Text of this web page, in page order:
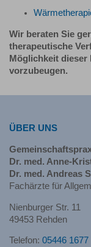
Wir beraten Sie
therapeutische
Möglichkeit
vorzubeugen.
ÜBER UNS
Dr. med. Anne-
Dr. med. Andreas
Fachärzte für
Nienburger Str. 11
49453 Rehden
Telefon: 05446 1677